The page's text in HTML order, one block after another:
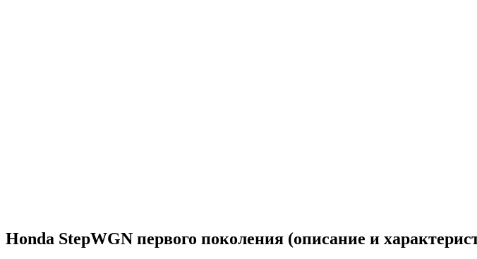
Honda StepWGN первого поколения (описание и